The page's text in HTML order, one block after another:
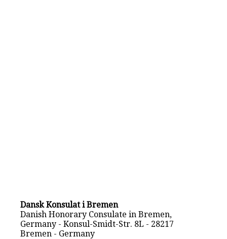
Dansk Konsulat i Bremen
Danish Honorary Consulate in Bremen,
Germany - Konsul-Smidt-Str. 8L - 28217
Bremen - Germany